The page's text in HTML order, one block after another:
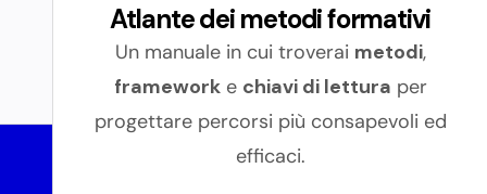
Atlante dei metodi formativi
Un manuale in cui troverai metodi,
frameworke chiavi di lettura per
progettare percorsi più consapevoli ed
efficaci.